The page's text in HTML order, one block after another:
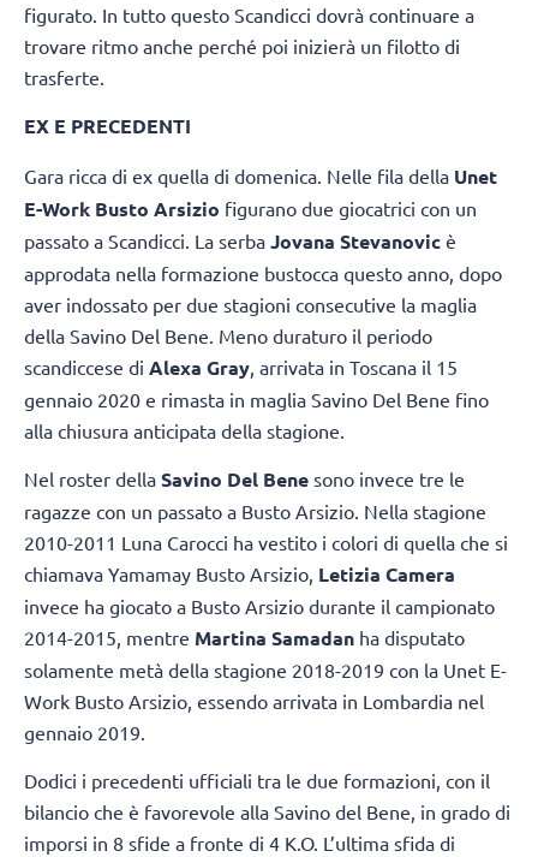
figurato. In tutto questo Scandicci dovrà continuare a
trovare ritmo anche perché poi inizierà un filotto di
trasferte.
EX E PRECEDENTI
Gara ricca di ex quella di domenica. Nelle fila della Unet
E-Work Busto Arsizio figurano due giocatrici con un
passato a Scandicci. La serba Jovana Stevanovic è
approdata nella formazione bustocca questo anno, dopo
aver indossato per due stagioni consecutive la maglia
della Savino Del Bene. Meno duraturo il periodo
scandiccese di Alexa Gray , arrivata in Toscana il 15
gennaio 2020 e rimasta in maglia Savino Del Bene fino
alla chiusura anticipata della stagione.
Nel roster della Savino Del Bene sono invece tre le
ragazze con un passato a Busto Arsizio. Nella stagione
2010-2011 Luna Carocci ha vestito i colori di quella che si
chiamava Yamamay Busto Arsizio, Letizia Camera
invece ha giocato a Busto Arsizio durante il campionato
2014-2015, mentre Martina Samadan ha disputato
solamente metà della stagione 2018-2019 con la Unet E-
Work Busto Arsizio, essendo arrivata in Lombardia nel
gennaio 2019.
Dodici i precedenti ufficiali tra le due formazioni, con il
bilancio che è favorevole alla Savino del Bene, in grado di
imporsi in 8 sfide a fronte di 4 K.O. L’ultima sfida di